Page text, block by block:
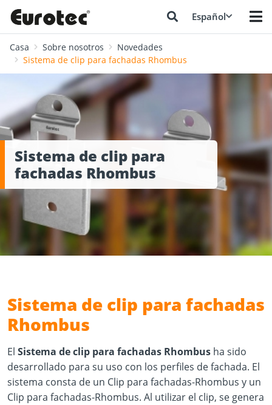
Español
Casa Sobre nosotros
Novedades
Sistema de clip para fachadas Rhombus
Sistema de clip para
fachadas Rhombus
Sistema de clip para fachadas
Rhombus
El Sistema de clip para fachadas Rhombus ha sido
desarrollado para su uso con los perfiles de fachada. El
sistema consta de un Clip para fachadas-Rhombus y un
Clip para fachadas-Rhombus. Al utilizar el clip, se genera